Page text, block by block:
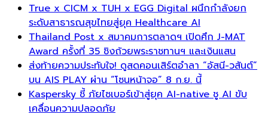
True x CICM x TUH x EGG Digital ผนึกกำลังยก
ระดับสาธารณสุขไทยสู่ยุค Healthcare AI
Thailand Post x สมาคมการตลาดฯ เปิดศึก J-MAT
Award ครั้งที่ 35 ชิงถ้วยพระราชทานฯ และเงินแสน
ส่งท้ายความประทับใจ! ดูสดคอนเสิร์ตอำลา “อัสนี-วสันต์”
บน AIS PLAY ผ่าน “โซนหน้าจอ” 8 ก.ย. นี้
Kaspersky ชี้ ภัยไซเบอร์เข้าสู่ยุค AI-native ชู AI ขับ
เคลื่อนความปลอดภัย